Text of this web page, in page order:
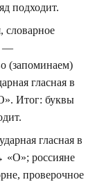
подходит.
словарное
—
(запоминаем)
гласная в
Итог: буквы
гласная в
«О»; россияне
проверочное